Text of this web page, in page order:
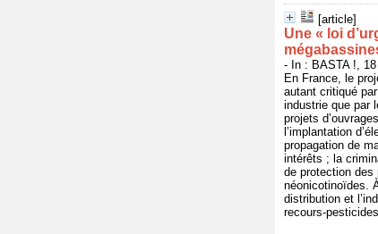
[article]
Une « loi
- In : BASTA !,
En France, le
autant critiqué
industrie que par
projets
l’implantation
propagation de
intérêts ; la
de protection des
néonicotinoïdes.
distribution et
recours-pesticides